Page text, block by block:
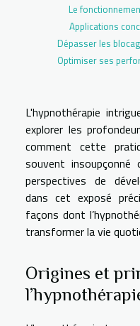
Le
Applications
Dépasser les
Optimiser ses
L'hypnothérapie
explorer les
comment cette
souvent
perspectives de
dans cet exposé
façons dont
transformer la vie
Origines et